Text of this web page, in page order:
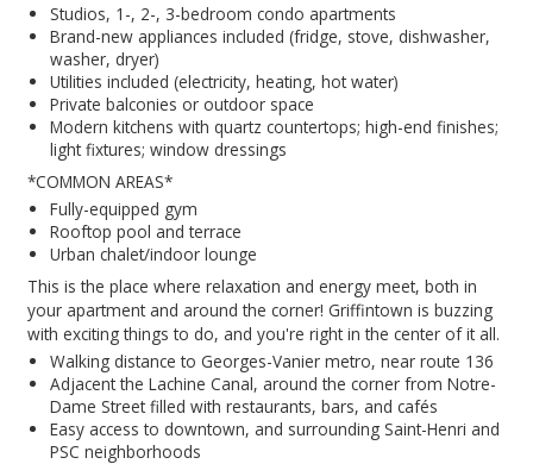
Studios, 1-, 2-, 3-bedroom condo apartments
Brand-new appliances included (fridge, stove, dishwasher,
washer, dryer)
Utilities included (electricity, heating, hot water)
Private balconies or outdoor space
Modern kitchens with quartz countertops; high-end finishes;
light fixtures; window dressings
*COMMON AREAS*
Fully-equipped gym
Rooftop pool and terrace
Urban chalet/indoor lounge
This is the place where relaxation and energy meet, both in
your apartment and around the corner! Griffintown is buzzing
with exciting things to do, and you're right in the center of it all.
Walking distance to Georges-Vanier metro, near route 136
Adjacent the Lachine Canal, around the corner from Notre-
Dame Street filled with restaurants, bars, and cafés
Easy access to downtown, and surrounding Saint-Henri and
PSC neighborhoods